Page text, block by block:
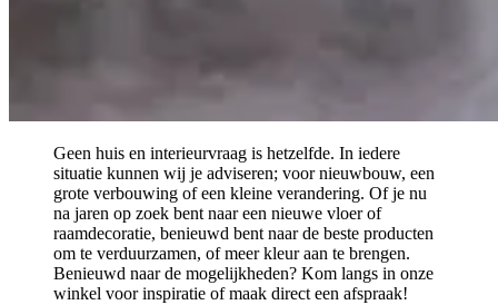
Geen huis en interieurvraag is hetzelfde. In iedere
situatie kunnen wij je adviseren; voor nieuwbouw, een
grote verbouwing of een kleine verandering. Of je nu
na jaren op zoek bent naar een nieuwe vloer of
raamdecoratie, benieuwd bent naar de beste producten
om te verduurzamen, of meer kleur aan te brengen.
Benieuwd naar de mogelijkheden? Kom langs in onze
winkel voor inspiratie of maak direct een afspraak!